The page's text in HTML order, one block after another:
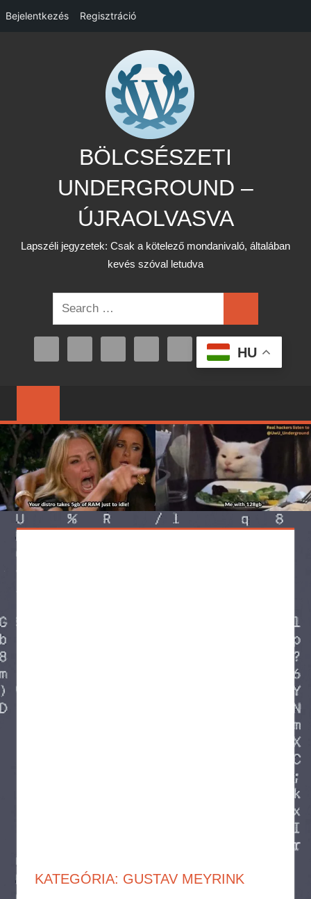
Bejelentkezés Regisztráció
BÖLCSÉSZETI
UNDERGROUND –
ÚJRAOLVASVA
Lapszéli jegyzetek: Csak a kötelező mondanivaló, általában
kevés szóval letudva
Search
for:
HU
KATEGÓRIA: GUSTAV MEYRINK